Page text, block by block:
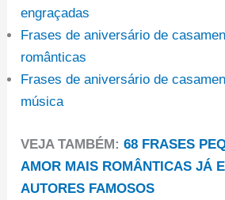
engraçadas
Frases de aniversário de
românticas
Frases de aniversário de
música
VEJA TAMBÉM:68 FRASES
AMOR MAIS ROMÂNTICAS JÁ
AUTORES FAMOSOS